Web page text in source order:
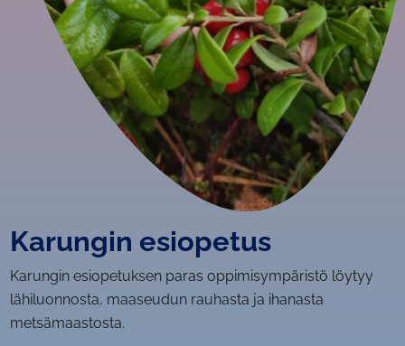
Karungin esiopetus
Karungin esiopetuksen paras oppimisympäristö löytyy
lähiluonnosta, maaseudun rauhasta ja ihanasta
metsämaastosta.